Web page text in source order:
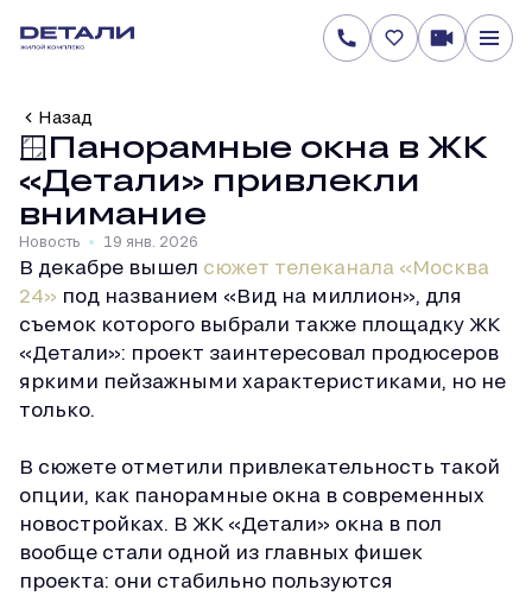
Назад
🪟Панорамные окна в ЖК
«Детали» привлекли
внимание
Новость 19 янв. 2026
В декабре вышел сюжет телеканала «Москва
24» под названием «Вид на миллион», для
съемок которого выбрали также площадку ЖК
«Детали»: проект заинтересовал продюсеров
яркими пейзажными характеристиками, но не
только.
В сюжете отметили привлекательность такой
опции, как панорамные окна в современных
новостройках. В ЖК «Детали» окна в пол
вообще стали одной из главных фишек
проекта: они стабильно пользуются